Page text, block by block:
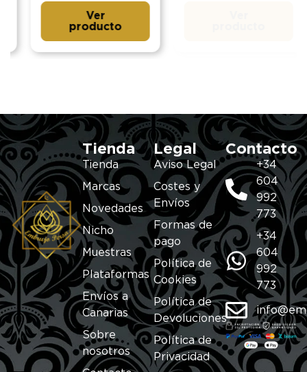
Ver
producto
Tienda
Tienda
Marcas
Novedades
Nicho
Muestras
Plataformas
Envíos a
Canarias
Sobre
nosotros
Legal
Aviso Legal
Costes y
Envíos
Formas de
pago
Política de
Cookies
Política de
Devoluciones
Política de
Privacidad
Contacto
+34
604
992
773
+34
604
992
773